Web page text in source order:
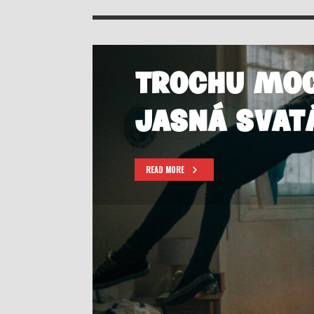
TROCHU
JASNÁ
READ MORE